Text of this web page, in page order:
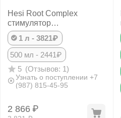
Hesi Root Complex
стимулятор
корнеобразования
1 л - 3821₽
500 мл - 2441₽
(Отзывов: 1)
5
Узнать о поступлении +7
(987) 815-45-95
2 866 ₽